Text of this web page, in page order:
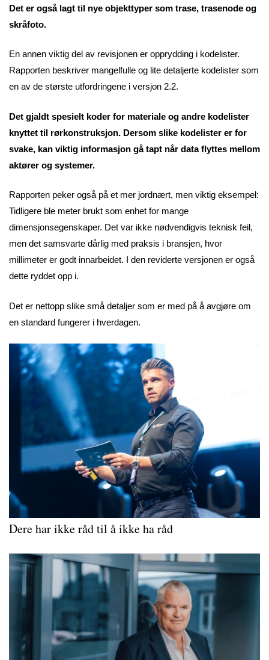
Det er også lagt til nye objekttyper som trase, trasenode og
skråfoto.
En annen viktig del av revisjonen er opprydding i kodelister.
Rapporten beskriver mangelfulle og lite detaljerte kodelister som
en av de største utfordringene i versjon 2.2.
Det gjaldt spesielt koder for materiale og andre kodelister
knyttet til rørkonstruksjon. Dersom slike kodelister er for
svake, kan viktig informasjon gå tapt når data flyttes mellom
aktører og systemer.
Rapporten peker også på et mer jordnært, men viktig eksempel:
Tidligere ble meter brukt som enhet for mange
dimensjonsegenskaper. Det var ikke nødvendigvis teknisk feil,
men det samsvarte dårlig med praksis i bransjen, hvor
millimeter er godt innarbeidet. I den reviderte versjonen er også
dette ryddet opp i.
Det er nettopp slike små detaljer som er med på å avgjøre om
en standard fungerer i hverdagen.
Dere har ikke råd til å ikke ha råd